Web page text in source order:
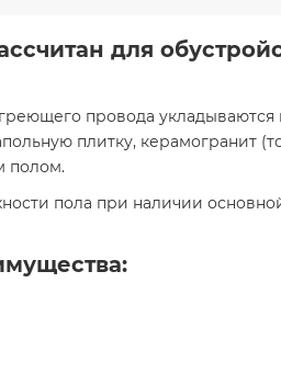
для
провода укладываются
плитку, керамогранит
полом.
пола при наличии